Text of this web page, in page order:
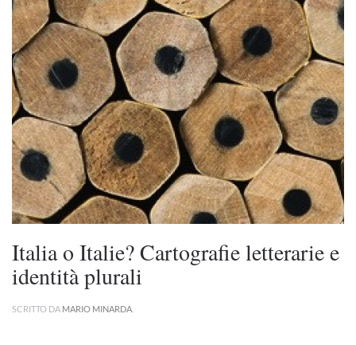
Italia o Italie? Cartografie letterarie e
identità plurali
SCRITTO DA MARIO MINARDA